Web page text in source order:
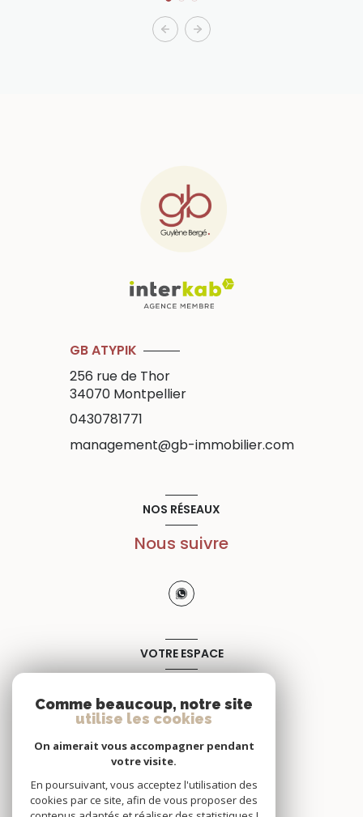
GB ATYPIK
256 rue de Thor
34070 Montpellier
0430781771
management@gb-immobilier.com
NOS RÉSEAUX
Nous suivre
VOTRE ESPACE
SE CONNECTER
Comme beaucoup, notre site
utilise les cookies
On aimerait vous accompagner pendant
votre visite.
En poursuivant, vous acceptez l'utilisation des
cookies par ce site, afin de vous proposer des